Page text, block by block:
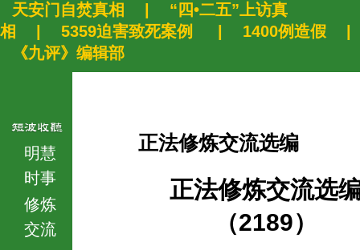
天安门自焚真相
“四•二五”上访真
相
5359迫害致死案例 1400例造假
《九评》编辑部
明慧
时事
修炼
交流
正法修炼交流选编
正法修炼交流选
（2189）